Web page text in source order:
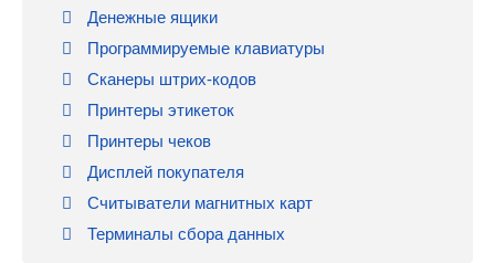
Денежные ящики
Программируемые клавиатуры
Сканеры штрих-кодов
Принтеры этикеток
Принтеры чеков
Дисплей покупателя
Считыватели магнитных карт
Терминалы сбора данных